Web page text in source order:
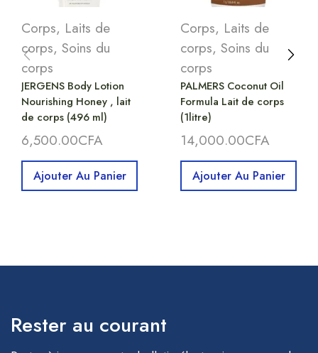
Corps, Laits de
corps, Soins du
corps
JERGENS Body Lotion
Nourishing Honey , lait
de corps (496 ml)
6,500.00CFA
Ajouter Au Panier
Corps, Laits de
corps, Soins du
corps
PALMERS Coconut Oil
Formula Lait de corps
(1litre)
14,000.00CFA
Ajouter Au Panier
Rester au courant